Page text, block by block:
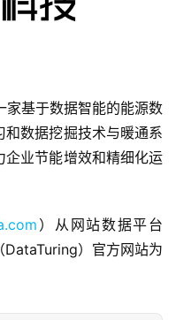
家基于数据智能的能源数
数据挖掘技术与暖通系
业节能增效和精细化运
）从网站数据平台
DataTuring）官方网站为